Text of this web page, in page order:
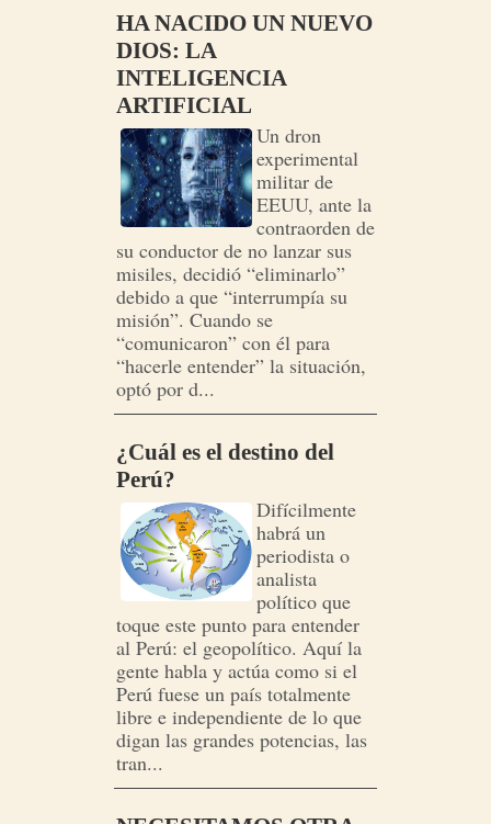
HA NACIDO UN NUEVO
DIOS: LA
INTELIGENCIA
ARTIFICIAL
Un dron
experimental
militar de
EEUU, ante la
contraorden de
su conductor de no lanzar sus
misiles, decidió “eliminarlo”
debido a que “interrumpía su
misión”. Cuando se
“comunicaron” con él para
“hacerle entender” la situación,
optó por d...
¿Cuál es el destino del
Perú?
Difícilmente
habrá un
periodista o
analista
político que
toque este punto para entender
al Perú: el geopolítico. Aquí la
gente habla y actúa como si el
Perú fuese un país totalmente
libre e independiente de lo que
digan las grandes potencias, las
tran...